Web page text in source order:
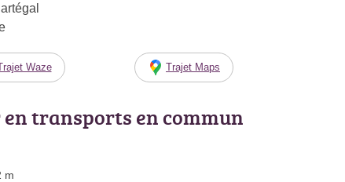
Waze Trajet Maps
transports en commun
m